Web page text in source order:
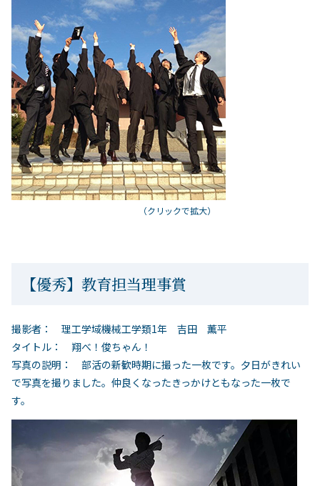
（クリックで拡大）
【優秀】教育担当理事賞
撮影者： 理工学域機械工学類1年 吉田 薫平
タイトル： 翔べ！俊ちゃん！
写真の説明： 部活の新歓時期に撮った一枚です。夕日がきれい
で写真を撮りました。仲良くなったきっかけともなった一枚で
す。